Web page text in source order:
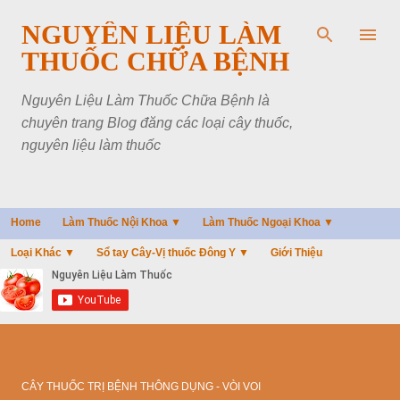
Chuyển đến nội dung chính
NGUYÊN LIỆU LÀM
THUỐC CHỮA BỆNH
Nguyên Liệu Làm Thuốc Chữa Bệnh là
chuyên trang Blog đăng các loại cây thuốc,
nguyên liệu làm thuốc
Home Làm Thuốc Nội Khoa ▼ Làm Thuốc Ngoại Khoa ▼
Loại Khác ▼ Sổ tay Cây-Vị thuốc Đông Y ▼ Giới Thiệu
CÂY THUỐC TRỊ BỆNH THÔNG DỤNG - VÒI VOI